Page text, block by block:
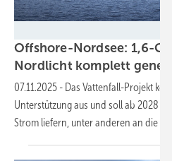
Offshore-Nordsee: 1,6-
Nordlicht komplett
07.11.2025 - Das Vattenfall-Projekt
Unterstützung aus und soll ab 2028
Strom liefern, unter anderen an die